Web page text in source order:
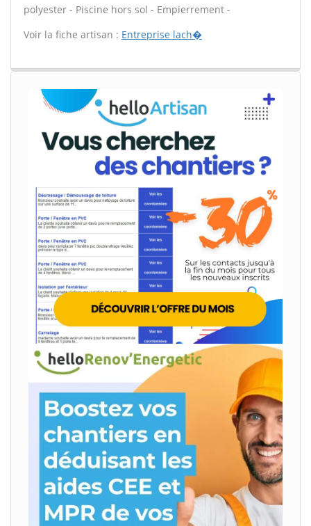
polyester - Piscine hors sol - Empierrement -
Voir la fiche artisan : Entreprise lach�